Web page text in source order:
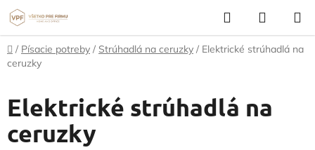
Prejsť
na
obsah
Hľadať
KOŠÍK
Domov
/ Písacie potreby / Strúhadlá na ceruzky / Elektrické strúhadlá na
ceruzky
Elektrické strúhadlá na
ceruzky